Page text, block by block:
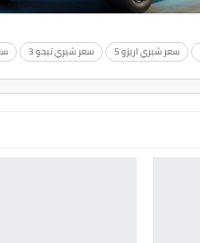
سعر شيري اريزو 5 سعر شيري تيجو 3